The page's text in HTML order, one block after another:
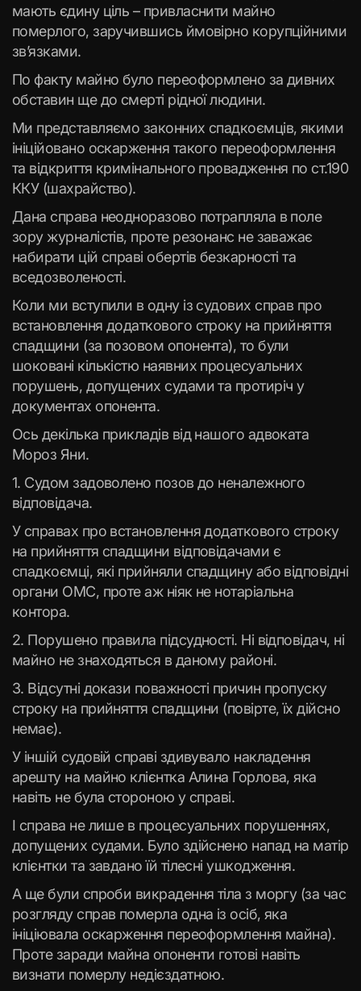
мають єдину ціль – привласнити майно
померлого, заручившись ймовірно корупційними
зв’язками.
По факту майно було переоформлено за дивних
обставин ще до смерті рідної людини.
Ми представляємо законних спадкоємців, якими
ініційовано оскарження такого переоформлення
та відкриття кримінального провадження по ст.190
ККУ (шахрайство).
Дана справа неодноразово потрапляла в поле
зору журналістів, проте резонанс не заважає
набирати цій справі обертів безкарності та
вседозволеності.
Коли ми вступили в одну із судових справ про
встановлення додаткового строку на прийняття
спадщини (за позовом опонента), то були
шоковані кількістю наявних процесуальних
порушень, допущених судами та протиріч у
документах опонента.
Ось декілька прикладів від нашого адвоката
Мороз Яни.
1. Судом задоволено позов до неналежного
відповідача.
У справах про встановлення додаткового строку
на прийняття спадщини відповідачами є
спадкоємці, які прийняли спадщину або відповідні
органи ОМС, проте аж ніяк не нотаріальна
контора.
2. Порушено правила підсудності. Ні відповідач, ні
майно не знаходяться в даному районі.
3. Відсутні докази поважності причин пропуску
строку на прийняття спадщини (повірте, їх дійсно
немає).
У іншій судовій справі здивувало накладення
арешту на майно клієнтка Алина Горлова, яка
навіть не була стороною у справі.
І справа не лише в процесуальних порушеннях,
допущених судами. Було здійснено напад на матір
клієнтки та завдано їй тілесні ушкодження.
А ще були спроби викрадення тіла з моргу (за час
розгляду справ померла одна із осіб, яка
ініціювала оскарження переоформлення майна).
Проте заради майна опоненти готові навіть
визнати померлу недієздатною.